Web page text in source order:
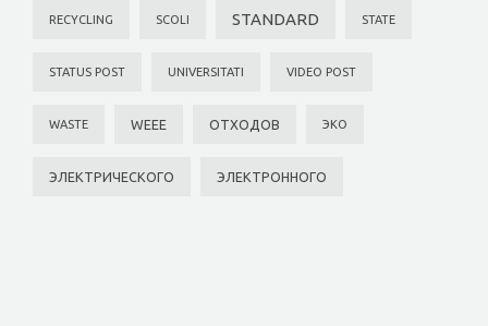
RECYCLING SCOLI STANDARD STATE
STATUS POST UNIVERSITATI VIDEO POST
WASTE WEEE ОТХОДОВ ЭКО
ЭЛЕКТРИЧЕСКОГО ЭЛЕКТРОННОГО